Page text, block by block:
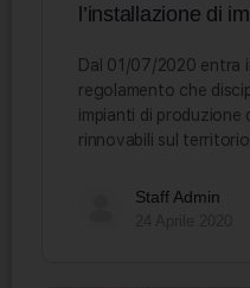
l’installazione di
Dal 01/07/2020 entra
regolamento che
impianti di produzione
rinnovabili sul
Staff Admin